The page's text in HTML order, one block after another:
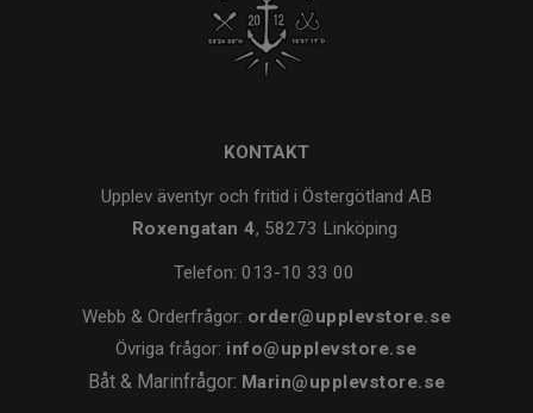
KONTAKT
Upplev äventyr och fritid i Östergötland AB
Roxengatan 4, 58273 Linköping
Telefon: 013-10 33 00
Webb & Orderfrågor: order@upplevstore.se
Övriga frågor: info@upplevstore.se
Båt & Marinfrågor: Marin@upplevstore.se